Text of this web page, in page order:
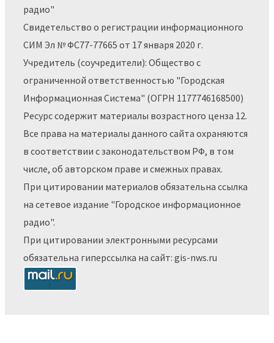
радио"
Свидетельство о регистрации информационного
СИМ Эл № ФС77-77665 от 17 января 2020 г.
Учредитель (соучредители): Общество с
ограниченной ответственностью "Городская
Информационная Система" (ОГРН 1177746168500)
Ресурс содержит материалы возрастного ценза 12.
Все права на материалы данного сайта охраняются
в соответствии с законодательством РФ, в том
числе, об авторском праве и смежных правах.
При цитировании материалов обязательна ссылка
на сетевое издание "Городское информационное
радио".
При цитировании электронными ресурсами
обязательна гиперссылка на сайт: gis-nws.ru